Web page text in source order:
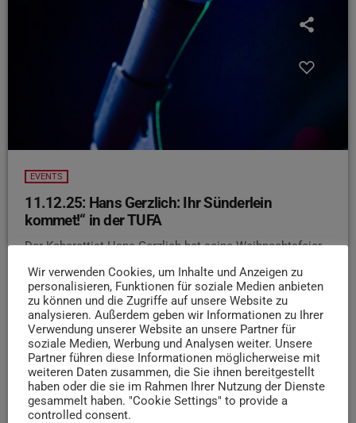
EVENTS
11.12.25: Hans Gerzlich: Ihr Sünderlein
kommet!“ in der TUFA
Der Kabarettist Hans Gerzlich hat seine Weihnachtsfeier
schon hinter sich. Seine Firma hat gestern eine Feier
veranstaltet, bei der alle viel zu tief ins Glas geschaut
haben. Hans kann sich nicht mal mehr erinnern, was
genau eigentlich passiert ist. Schritt für Schritt versucht
er den gestrigen Abend irgendwie zu rekonstruieren. Und
dann muss er auch noch seinen Ehering wiederfinden, der
seit dieser Party verschwunden ist. Wenn ihr gerne dabei
sein möchtet, wie Hans Gerzlich versucht, seine
Erinnerungen zurückzubekommen, dann kommt […]
Wir verwenden Cookies, um Inhalte und Anzeigen zu
personalisieren, Funktionen für soziale Medien anbieten
zu können und die Zugriffe auf unsere Website zu
analysieren. Außerdem geben wir Informationen zu Ihrer
Verwendung unserer Website an unsere Partner für
soziale Medien, Werbung und Analysen weiter. Unsere
Partner führen diese Informationen möglicherweise mit
weiteren Daten zusammen, die Sie ihnen bereitgestellt
haben oder die sie im Rahmen Ihrer Nutzung der Dienste
gesammelt haben. "Cookie Settings" to provide a
controlled consent.